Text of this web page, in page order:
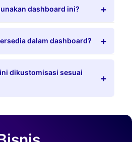
dashboard ini?
dalam dashboard?
dikustomisasi sesuai